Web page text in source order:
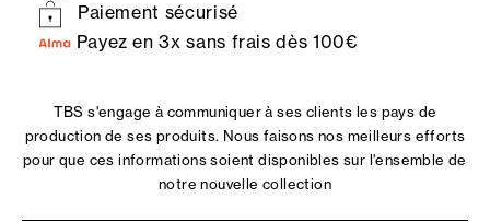
Paiement sécurisé
Payez en 3x sans frais dès 100€
TBS s'engage à communiquer à ses clients les pays de
production de ses produits. Nous faisons nos meilleurs efforts
pour que ces informations soient disponibles sur l'ensemble de
notre nouvelle collection